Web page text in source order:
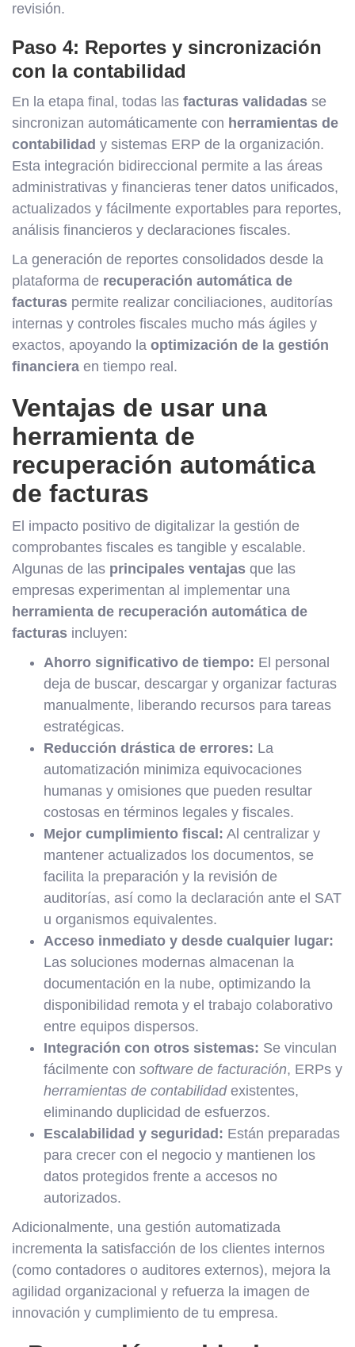
revisión.
Paso 4: Reportes y sincronización
con la contabilidad
En la etapa final, todas las facturas validadas se
sincronizan automáticamente con herramientas de
contabilidad y sistemas ERP de la organización.
Esta integración bidireccional permite a las áreas
administrativas y financieras tener datos unificados,
actualizados y fácilmente exportables para reportes,
análisis financieros y declaraciones fiscales.
La generación de reportes consolidados desde la
plataforma de recuperación automática de
facturas permite realizar conciliaciones, auditorías
internas y controles fiscales mucho más ágiles y
exactos, apoyando la optimización de la gestión
financiera en tiempo real.
Ventajas de usar una
herramienta de
recuperación automática
de facturas
El impacto positivo de digitalizar la gestión de
comprobantes fiscales es tangible y escalable.
Algunas de las principales ventajas que las
empresas experimentan al implementar una
herramienta de recuperación automática de
facturas incluyen:
Ahorro significativo de tiempo: El personal
deja de buscar, descargar y organizar facturas
manualmente, liberando recursos para tareas
estratégicas.
Reducción drástica de errores: La
automatización minimiza equivocaciones
humanas y omisiones que pueden resultar
costosas en términos legales y fiscales.
Mejor cumplimiento fiscal: Al centralizar y
mantener actualizados los documentos, se
facilita la preparación y la revisión de
auditorías, así como la declaración ante el SAT
u organismos equivalentes.
Acceso inmediato y desde cualquier lugar:
Las soluciones modernas almacenan la
documentación en la nube, optimizando la
disponibilidad remota y el trabajo colaborativo
entre equipos dispersos.
Integración con otros sistemas: Se vinculan
fácilmente con software de facturación, ERPs y
herramientas de contabilidadexistentes,
eliminando duplicidad de esfuerzos.
Escalabilidad y seguridad: Están preparadas
para crecer con el negocio y mantienen los
datos protegidos frente a accesos no
autorizados.
Adicionalmente, una gestión automatizada
incrementa la satisfacción de los clientes internos
(como contadores o auditores externos), mejora la
agilidad organizacional y refuerza la imagen de
innovación y cumplimiento de tu empresa.